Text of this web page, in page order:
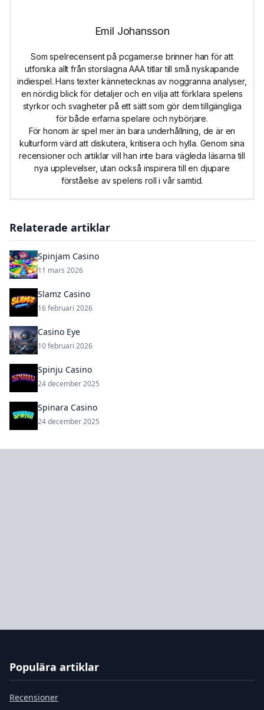
Emil Johansson
Som spelrecensent på pcgamer.se brinner han för att
utforska allt från storslagna AAA titlar till små nyskapande
indiespel. Hans texter kännetecknas av noggranna analyser,
en nördig blick för detaljer och en vilja att förklara spelens
styrkor och svagheter på ett sätt som gör dem tillgängliga
för både erfarna spelare och nybörjare.
För honom är spel mer än bara underhållning, de är en
kulturform värd att diskutera, kritisera och hylla. Genom sina
recensioner och artiklar vill han inte bara vägleda läsarna till
nya upplevelser, utan också inspirera till en djupare
förståelse av spelens roll i vår samtid.
Relaterade artiklar
Spinjam Casino
11 mars 2026
Slamz Casino
16 februari 2026
Casino Eye
10 februari 2026
Spinju Casino
24 december 2025
Spinara Casino
24 december 2025
Populära artiklar
Recensioner